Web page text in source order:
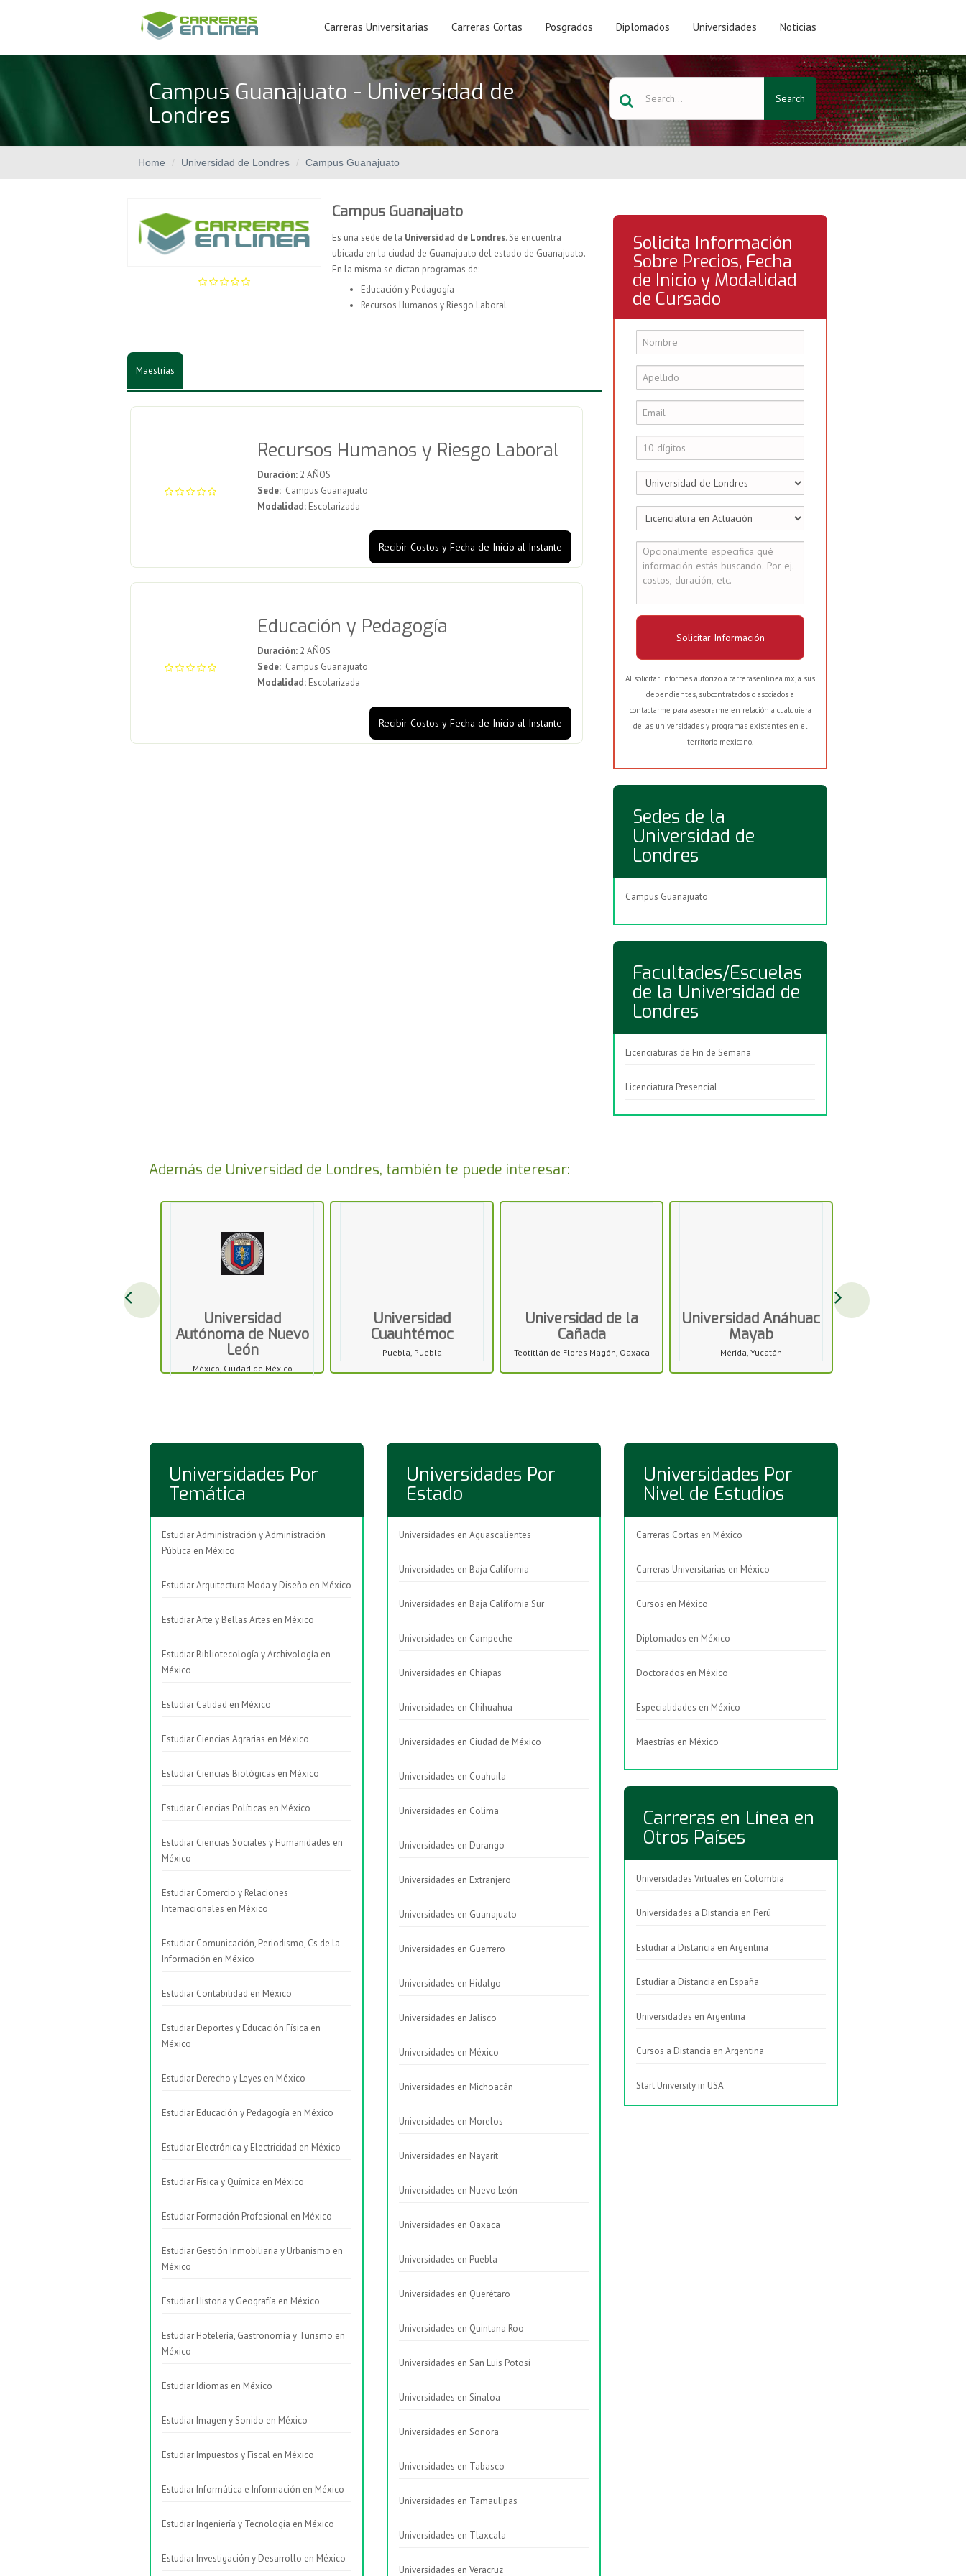
Carreras Universitarias Carreras Cortas Posgrados Diplomados Universidades Noticias
Campus Guanajuato - Universidad de
Londres
Search
Home Universidad de Londres Campus Guanajuato
Campus Guanajuato
Es una sede de la Universidad de Londres. Se encuentra
ubicada en la ciudad de Guanajuato del estado de Guanajuato.
En la misma se dictan programas de:
Educación y Pedagogía
Recursos Humanos y Riesgo Laboral
Maestrías
Recursos Humanos y Riesgo Laboral
Duración:2 AÑOS
Sede:Campus Guanajuato
Modalidad:Escolarizada
Recibir Costos y Fecha de Inicio al Instante
Educación y Pedagogía
Duración:2 AÑOS
Sede:Campus Guanajuato
Modalidad:Escolarizada
Recibir Costos y Fecha de Inicio al Instante
Solicita Información
Sobre Precios, Fecha
de Inicio y Modalidad
de Cursado
Solicitar Información
Al solicitar informes autorizo a carrerasenlinea.mx, a sus
dependientes, subcontratados o asociados a
contactarme para asesorarme en relación a cualquiera
de las universidades y programas existentes en el
territorio mexicano.
Sedes de la
Universidad de
Londres
Campus Guanajuato
Facultades/Escuelas
de la Universidad de
Londres
Licenciaturas de Fin de Semana
Licenciatura Presencial
Además de Universidad de Londres, también te puede interesar:
Universidad
Autónoma de Nuevo
León
México, Ciudad de México
Universidad
Cuauhtémoc
Puebla, Puebla
Universidad de la
Cañada
Teotitlán de Flores Magón, Oaxaca
Universidad Anáhuac
Mayab
Mérida, Yucatán
Universidades Por
Temática
Estudiar Administración y Administración
Pública en México
Estudiar Arquitectura Moda y Diseño en México
Estudiar Arte y Bellas Artes en México
Estudiar Bibliotecología y Archivología en
México
Estudiar Calidad en México
Estudiar Ciencias Agrarias en México
Estudiar Ciencias Biológicas en México
Estudiar Ciencias Políticas en México
Estudiar Ciencias Sociales y Humanidades en
México
Estudiar Comercio y Relaciones
Internacionales en México
Estudiar Comunicación, Periodismo, Cs de la
Información en México
Estudiar Contabilidad en México
Estudiar Deportes y Educación Física en
México
Estudiar Derecho y Leyes en México
Estudiar Educación y Pedagogía en México
Estudiar Electrónica y Electricidad en México
Estudiar Física y Química en México
Estudiar Formación Profesional en México
Estudiar Gestión Inmobiliaria y Urbanismo en
México
Estudiar Historia y Geografía en México
Estudiar Hotelería, Gastronomía y Turismo en
México
Estudiar Idiomas en México
Estudiar Imagen y Sonido en México
Estudiar Impuestos y Fiscal en México
Estudiar Informática e Información en México
Estudiar Ingeniería y Tecnología en México
Estudiar Investigación y Desarrollo en México
Universidades Por
Estado
Universidades en Aguascalientes
Universidades en Baja California
Universidades en Baja California Sur
Universidades en Campeche
Universidades en Chiapas
Universidades en Chihuahua
Universidades en Ciudad de México
Universidades en Coahuila
Universidades en Colima
Universidades en Durango
Universidades en Extranjero
Universidades en Guanajuato
Universidades en Guerrero
Universidades en Hidalgo
Universidades en Jalisco
Universidades en México
Universidades en Michoacán
Universidades en Morelos
Universidades en Nayarit
Universidades en Nuevo León
Universidades en Oaxaca
Universidades en Puebla
Universidades en Querétaro
Universidades en Quintana Roo
Universidades en San Luis Potosí
Universidades en Sinaloa
Universidades en Sonora
Universidades en Tabasco
Universidades en Tamaulipas
Universidades en Tlaxcala
Universidades en Veracruz
Universidades Por
Nivel de Estudios
Carreras Cortas en México
Carreras Universitarias en México
Cursos en México
Diplomados en México
Doctorados en México
Especialidades en México
Maestrías en México
Carreras en Línea en
Otros Países
Universidades Virtuales en Colombia
Universidades a Distancia en Perú
Estudiar a Distancia en Argentina
Estudiar a Distancia en España
Universidades en Argentina
Cursos a Distancia en Argentina
Start University in USA